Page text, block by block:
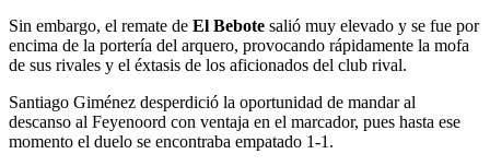
Sin embargo, el remate de El Bebote salió muy elevado y se fue por
encima de la portería del arquero, provocando rápidamente la mofa
de sus rivales y el éxtasis de los aficionados del club rival.
Santiago Giménez desperdició la oportunidad de mandar al
descanso al Feyenoord con ventaja en el marcador, pues hasta ese
momento el duelo se encontraba empatado 1-1.